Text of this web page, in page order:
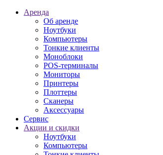
Аренда
Об аренде
Ноутбуки
Компьютеры
Тонкие клиенты
Моноблоки
POS-терминалы
Мониторы
Принтеры
Плоттеры
Сканеры
Аксессуары
Сервис
Акции и скидки
Ноутбуки
Компьютеры